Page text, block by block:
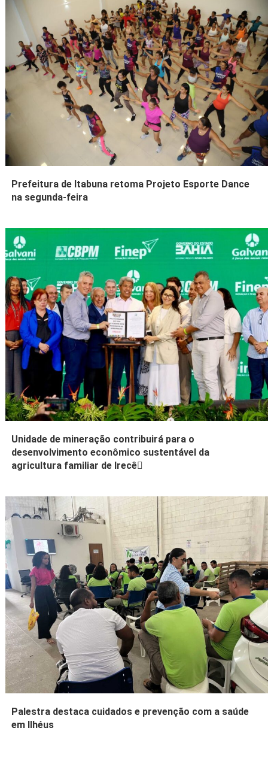
Prefeitura de Itabuna retoma Projeto Esporte Dance
na segunda-feira
Unidade de mineração contribuirá para o
desenvolvimento econômico sustentável da
agricultura familiar de Irecê
Palestra destaca cuidados e prevenção com a saúde
em Ilhéus